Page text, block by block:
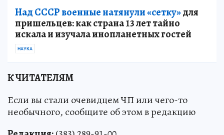
Над СССР военные натянули «сетку»для
пришельцев: как страна 13 лет тайно
искала и изучала инопланетных гостей
НАУКА
К ЧИТАТЕЛЯМ
Если вы стали очевидцем ЧП или чего-то
необычного, сообщите об этом в редакцию